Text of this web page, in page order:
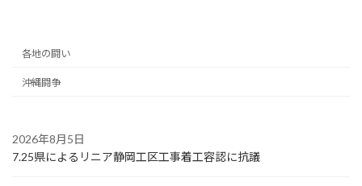
各地の闘い
沖縄闘争
2026年8月5日
7.25県によるリニア静岡工区工事着工容認に抗議